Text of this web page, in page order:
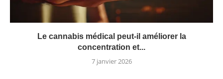
Le cannabis médical peut-il améliorer la
concentration et...
7 janvier 2026